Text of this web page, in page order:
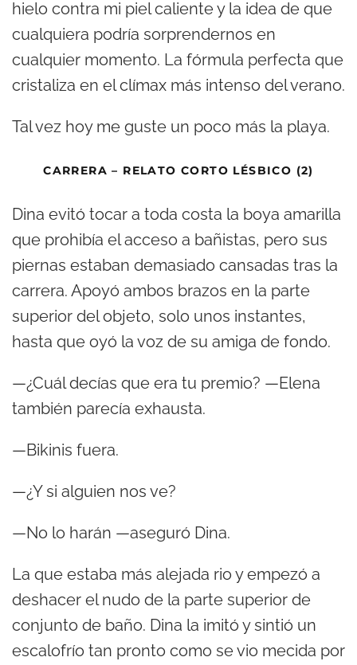
hielo contra mi piel caliente y la idea de que
cualquiera podría sorprendernos en
cualquier momento. La fórmula perfecta que
cristaliza en el clímax más intenso del verano.
Tal vez hoy me guste un poco más la playa.
CARRERA – RELATO CORTO LÉSBICO (2)
Dina evitó tocar a toda costa la boya amarilla
que prohibía el acceso a bañistas, pero sus
piernas estaban demasiado cansadas tras la
carrera. Apoyó ambos brazos en la parte
superior del objeto, solo unos instantes,
hasta que oyó la voz de su amiga de fondo.
—¿Cuál decías que era tu premio? —Elena
también parecía exhausta.
—Bikinis fuera.
—¿Y si alguien nos ve?
—No lo harán —aseguró Dina.
La que estaba más alejada rio y empezó a
deshacer el nudo de la parte superior de
conjunto de baño. Dina la imitó y sintió un
escalofrío tan pronto como se vio mecida por